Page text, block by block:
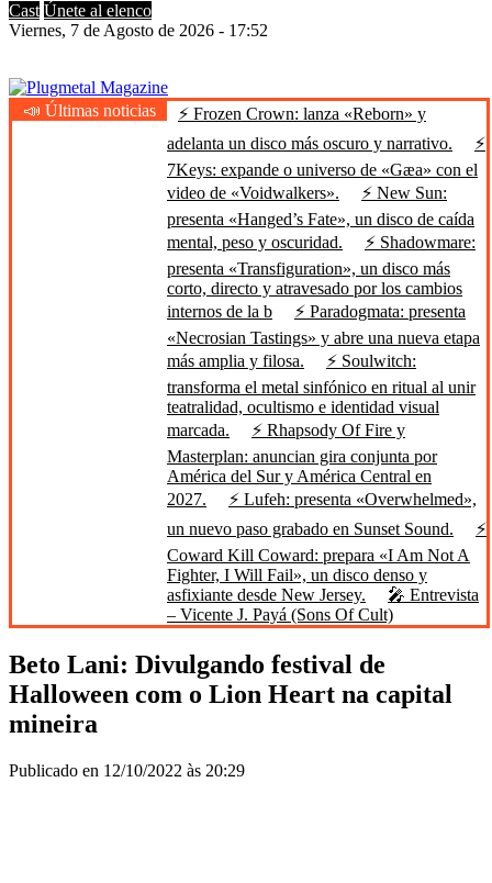
Cast Únete al elenco
Viernes, 7 de Agosto de 2026 - 17:52
Plugmetal Magazine
Heavy Metal is Life
📣 Últimas noticias
⚡ Frozen Crown: lanza «Reborn» y
adelanta un disco más oscuro y narrativo.
⚡
7Keys: expande o universo de «Gæa» con el
video de «Voidwalkers».
⚡ New Sun:
presenta «Hanged’s Fate», un disco de caída
mental, peso y oscuridad.
⚡ Shadowmare:
presenta «Transfiguration», un disco más
corto, directo y atravesado por los cambios
internos de la b
⚡ Paradogmata: presenta
«Necrosian Tastings» y abre una nueva etapa
más amplia y filosa.
⚡ Soulwitch:
transforma el metal sinfónico en ritual al unir
teatralidad, ocultismo e identidad visual
marcada.
⚡ Rhapsody Of Fire y
Masterplan: anuncian gira conjunta por
América del Sur y América Central en
2027.
⚡ Lufeh: presenta «Overwhelmed»,
un nuevo paso grabado en Sunset Sound.
⚡
Coward Kill Coward: prepara «I Am Not A
Fighter, I Will Fail», un disco denso y
asfixiante desde New Jersey.
🎤 Entrevista
– Vicente J. Payá (Sons Of Cult)
Beto Lani: Divulgando festival de
Halloween com o Lion Heart na capital
mineira
Publicado en 12/10/2022 às 20:29